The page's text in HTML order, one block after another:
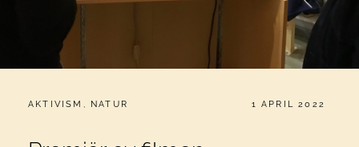
CATEGORIES:
AKTIVISM , NATUR PUBLICERAT
1 APRIL 2022